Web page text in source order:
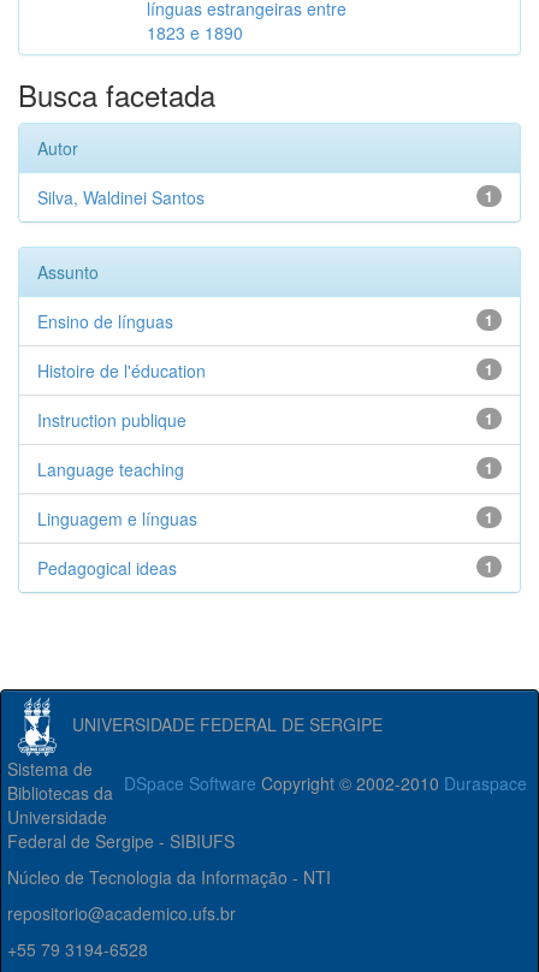
línguas estrangeiras entre
1823 e 1890
Busca facetada
Autor
1
Silva, Waldinei Santos
Assunto
1
Ensino de línguas
1
Histoire de l'éducation
1
Instruction publique
1
Language teaching
1
Linguagem e línguas
1
Pedagogical ideas
UNIVERSIDADE FEDERAL DE SERGIPE
DSpace Software Copyright © 2002-2010 Duraspace
Sistema de
Bibliotecas da
Universidade
Federal de Sergipe - SIBIUFS
Núcleo de Tecnologia da Informação - NTI
repositorio@academico.ufs.br
+55 79 3194-6528